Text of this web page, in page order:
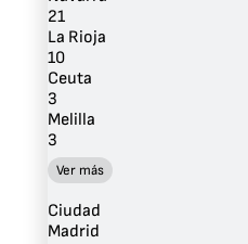
21
La Rioja
10
Ceuta
3
Melilla
3
Ver más
Ciudad
Madrid